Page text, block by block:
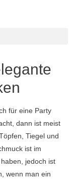
für eine Party
dann ist meist
Tiegel und
ist im
jedoch ist
wenn man ein